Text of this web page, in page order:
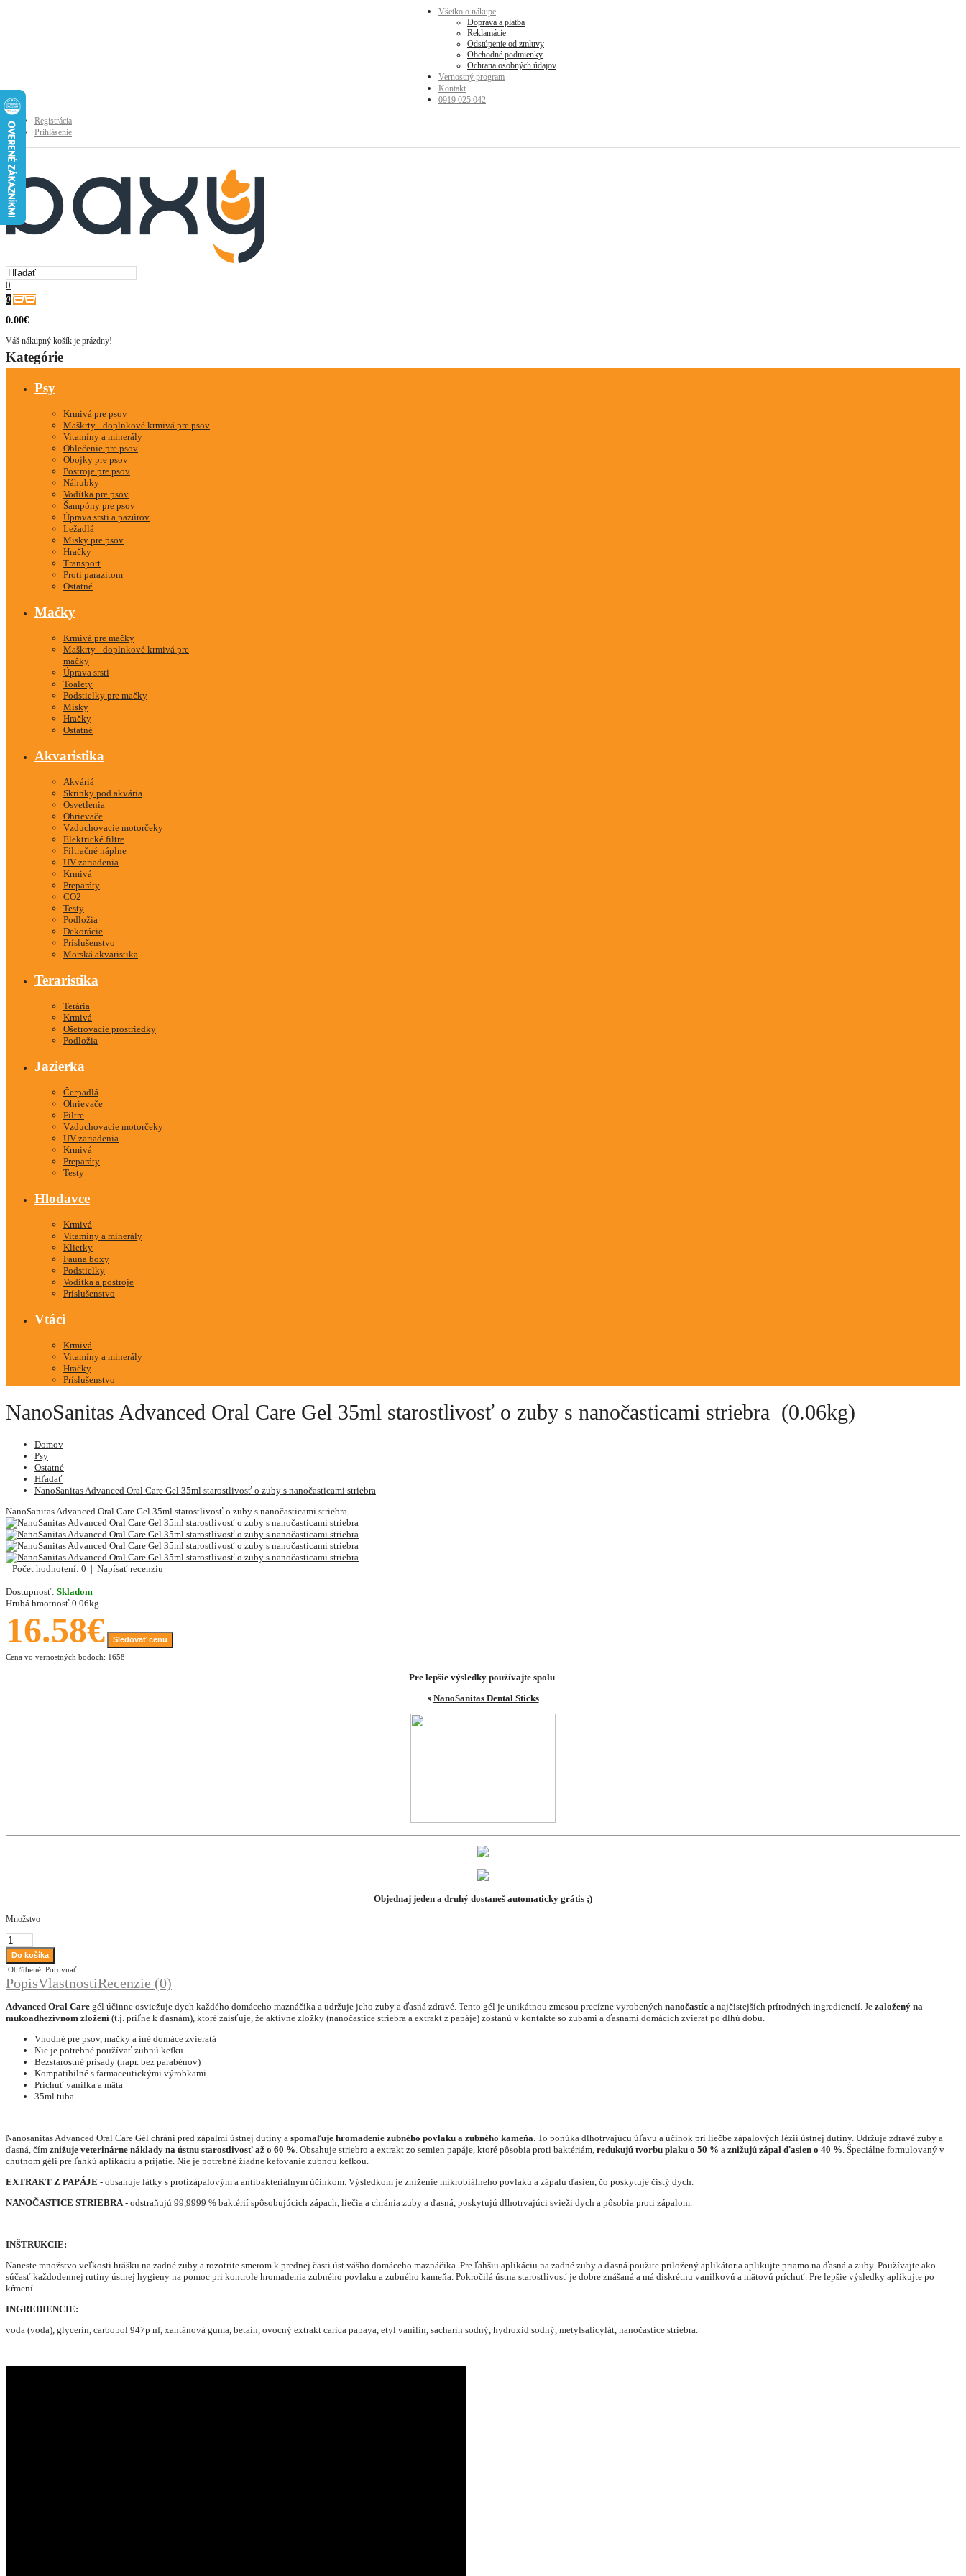
Všetko o nákupe
Doprava a platba
Reklamácie
Odstúpenie od zmluvy
Obchodné podmienky
Ochrana osobných údajov
Vernostný program
Kontakt
0919 025 042
Registrácia
Prihlásenie
0
0
0.00€
Váš nákupný košík je prázdny!
Kategórie
Psy
Krmivá pre psov
Maškrty - doplnkové krmivá pre psov
Vitamíny a minerály
Oblečenie pre psov
Obojky pre psov
Postroje pre psov
Náhubky
Vodítka pre psov
Šampóny pre psov
Úprava srsti a pazúrov
Ležadlá
Misky pre psov
Hračky
Transport
Proti parazitom
Ostatné
Mačky
Krmivá pre mačky
Maškrty - doplnkové krmivá pre
mačky
Úprava srsti
Toalety
Podstielky pre mačky
Misky
Hračky
Ostatné
Akvaristika
Akváriá
Skrinky pod akvária
Osvetlenia
Ohrievače
Vzduchovacie motorčeky
Elektrické filtre
Filtračné náplne
UV zariadenia
Krmivá
Preparáty
CO2
Testy
Podložia
Dekorácie
Príslušenstvo
Morská akvaristika
Teraristika
Terária
Krmivá
Ošetrovacie prostriedky
Podložia
Jazierka
Čerpadlá
Ohrievače
Filtre
Vzduchovacie motorčeky
UV zariadenia
Krmivá
Preparáty
Testy
Hlodavce
Krmivá
Vitamíny a minerály
Klietky
Fauna boxy
Podstielky
Voditka a postroje
Príslušenstvo
Vtáci
Krmivá
Vitamíny a minerály
Hračky
Príslušenstvo
NanoSanitas Advanced Oral Care Gel 35ml starostlivosť o zuby s nanočasticami striebra (0.06kg)
Domov
Psy
Ostatné
Hľadať
NanoSanitas Advanced Oral Care Gel 35ml starostlivosť o zuby s nanočasticami striebra
NanoSanitas Advanced Oral Care Gel 35ml starostlivosť o zuby s nanočasticami striebra
Počet hodnotení: 0 | Napísať recenziu
Dostupnosť: Skladom
Hrubá hmotnosť 0.06kg
16.58€
Sledovať cenu
Cena vo vernostných bodoch: 1658
Pre lepšie výsledky používajte spolu
s NanoSanitas Dental Sticks
Objednaj jeden a druhý dostaneš automaticky grátis ;)
Množstvo
Obľúbené Porovnať
PopisVlastnostiRecenzie (0)
Advanced Oral Care gél účinne osviežuje dych každého domáceho maznáčika a udržuje jeho zuby a ďasná zdravé. Tento gél je unikátnou zmesou precízne vyrobených nanočastíc a najčistejších prírodných ingrediencií. Je založený na
mukoadhezívnom zložení (t.j. priľne k ďasnám), ktoré zaisťuje, že aktívne zložky (nanočastice striebra a extrakt z papáje) zostanú v kontakte so zubami a ďasnami domácich zvierat po dlhú dobu.
Vhodné pre psov, mačky a iné domáce zvieratá
Nie je potrebné používať zubnú kefku
Bezstarostné prísady (napr. bez parabénov)
Kompatibilné s farmaceutickými výrobkami
Príchuť vanilka a mäta
35ml tuba
Nanosanitas Advanced Oral Care Gél chráni pred zápalmi ústnej dutiny a spomaľuje hromadenie zubného povlaku a zubného kameňa . To ponúka dlhotrvajúcu úľavu a účinok pri liečbe zápalových lézií ústnej dutiny. Udržuje zdravé zuby a
ďasná, čím znižuje veterinárne náklady na ústnu starostlivosť až o 60 % . Obsahuje striebro a extrakt zo semien papáje, ktoré pôsobia proti baktériám, redukujú tvorbu plaku o 50 % a znižujú zápal ďasien o 40 % . Špeciálne formulovaný v
chutnom géli pre ľahkú aplikáciu a prijatie. Nie je potrebné žiadne kefovanie zubnou kefkou.
EXTRAKT Z PAPÁJE - obsahuje látky s protizápalovým a antibakteriálnym účinkom. Výsledkom je zníženie mikrobiálneho povlaku a zápalu ďasien, čo poskytuje čistý dych.
NANOČASTICE STRIEBRA - odstraňujú 99,9999 % baktérií spôsobujúcich zápach, liečia a chránia zuby a ďasná, poskytujú dlhotrvajúci svieži dych a pôsobia proti zápalom.
INŠTRUKCIE:
Naneste množstvo veľkosti hrášku na zadné zuby a rozotrite smerom k prednej časti úst vášho domáceho maznáčika. Pre ľahšiu aplikáciu na zadné zuby a ďasná použite priložený aplikátor a aplikujte priamo na ďasná a zuby. Používajte ako
súčasť každodennej rutiny ústnej hygieny na pomoc pri kontrole hromadenia zubného povlaku a zubného kameňa. Pokročilá ústna starostlivosť je dobre znášaná a má diskrétnu vanilkovú a mätovú príchuť. Pre lepšie výsledky aplikujte po
kŕmení.
INGREDIENCIE:
voda (voda), glycerín, carbopol 947p nf, xantánová guma, betaín, ovocný extrakt carica papaya, etyl vanilín, sacharín sodný, hydroxid sodný, metylsalicylát, nanočastice striebra.